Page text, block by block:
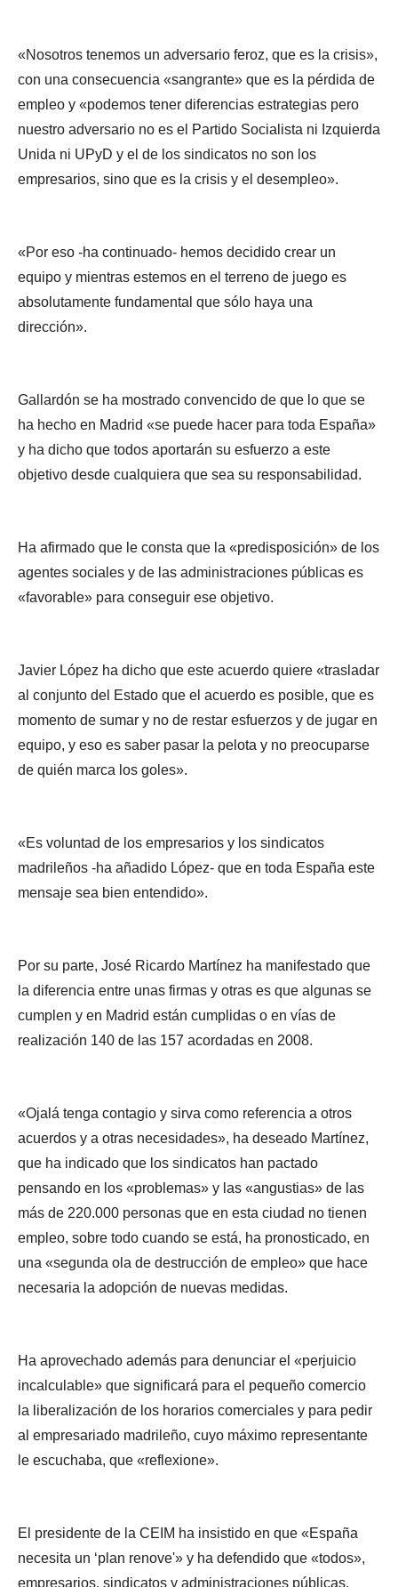
«Nosotros tenemos un adversario feroz, que es la crisis»,
con una consecuencia «sangrante» que es la pérdida de
empleo y «podemos tener diferencias estrategias pero
nuestro adversario no es el Partido Socialista ni Izquierda
Unida ni UPyD y el de los sindicatos no son los
empresarios, sino que es la crisis y el desempleo».
«Por eso -ha continuado- hemos decidido crear un
equipo y mientras estemos en el terreno de juego es
absolutamente fundamental que sólo haya una
dirección».
Gallardón se ha mostrado convencido de que lo que se
ha hecho en Madrid «se puede hacer para toda España»
y ha dicho que todos aportarán su esfuerzo a este
objetivo desde cualquiera que sea su responsabilidad.
Ha afirmado que le consta que la «predisposición» de los
agentes sociales y de las administraciones públicas es
«favorable» para conseguir ese objetivo.
Javier López ha dicho que este acuerdo quiere «trasladar
al conjunto del Estado que el acuerdo es posible, que es
momento de sumar y no de restar esfuerzos y de jugar en
equipo, y eso es saber pasar la pelota y no preocuparse
de quién marca los goles».
«Es voluntad de los empresarios y los sindicatos
madrileños -ha añadido López- que en toda España este
mensaje sea bien entendido».
Por su parte, José Ricardo Martínez ha manifestado que
la diferencia entre unas firmas y otras es que algunas se
cumplen y en Madrid están cumplidas o en vías de
realización 140 de las 157 acordadas en 2008.
«Ojalá tenga contagio y sirva como referencia a otros
acuerdos y a otras necesidades», ha deseado Martínez,
que ha indicado que los sindicatos han pactado
pensando en los «problemas» y las «angustias» de las
más de 220.000 personas que en esta ciudad no tienen
empleo, sobre todo cuando se está, ha pronosticado, en
una «segunda ola de destrucción de empleo» que hace
necesaria la adopción de nuevas medidas.
Ha aprovechado además para denunciar el «perjuicio
incalculable» que significará para el pequeño comercio
la liberalización de los horarios comerciales y para pedir
al empresariado madrileño, cuyo máximo representante
le escuchaba, que «reflexione».
El presidente de la CEIM ha insistido en que «España
necesita un ‘plan renove'» y ha defendido que «todos»,
empresarios, sindicatos y administraciones públicas,